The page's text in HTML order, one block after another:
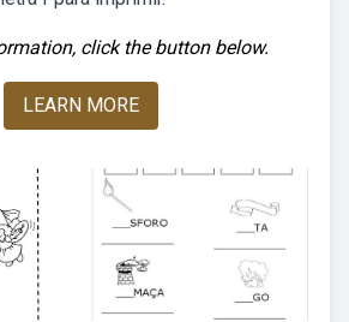
click the button below.
LEARN MORE